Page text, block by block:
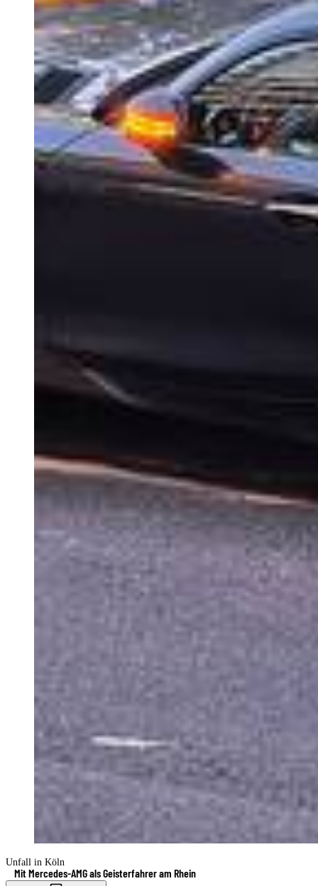
Unfall in Köln
Mit Mercedes-AMG als Geisterfahrer am Rhein